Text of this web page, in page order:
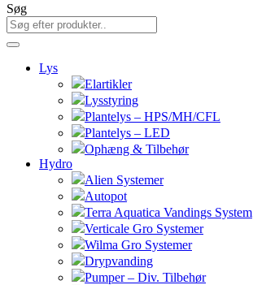
Søg
Lys
Elartikler
Lysstyring
Plantelys – HPS/MH/CFL
Plantelys – LED
Ophæng & Tilbehør
Hydro
Alien Systemer
Autopot
Terra Aquatica Vandings System
Verticale Gro Systemer
Wilma Gro Systemer
Drypvanding
Pumper – Div. Tilbehør